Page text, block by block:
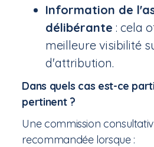
Information de
délibérante : cela
meilleure visibilité
d'attribution.
Dans quels cas est-ce
pertinent ?
Une commission
recommandée lorsque :